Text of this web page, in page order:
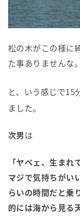
松の木がこの様に
た事ありませんな。
と、いう感じで15
ました。
次男は
「ヤベェ、生まれ
マジで気持ちがい
らいの時間だと乗
的には海から見る